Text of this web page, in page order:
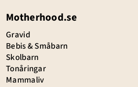
Motherhood.se
Gravid
Bebis & Småbarn
Skolbarn
Tonåringar
Mammaliv